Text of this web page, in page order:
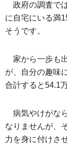
政府の調査で
に自宅にいる満
そうです。
家から一歩も
が、自分の趣味
合計すると54.1
病気やけがな
なりませんが、
力を身に付けさ